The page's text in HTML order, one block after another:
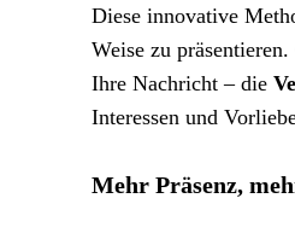
Diese innovative
Weise zu
Ihre Nachricht – die
Interessen und
Mehr Präsenz,